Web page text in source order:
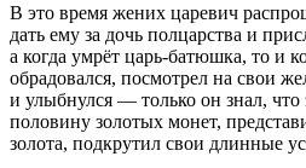
В это время жених царевич
дать ему за дочь полцарства и
а когда умрёт царь-батюшка, то и
обрадовался, посмотрел на свои
и улыбнулся — только он знал,
половину золотых монет,
золота, подкрутил свои длинные